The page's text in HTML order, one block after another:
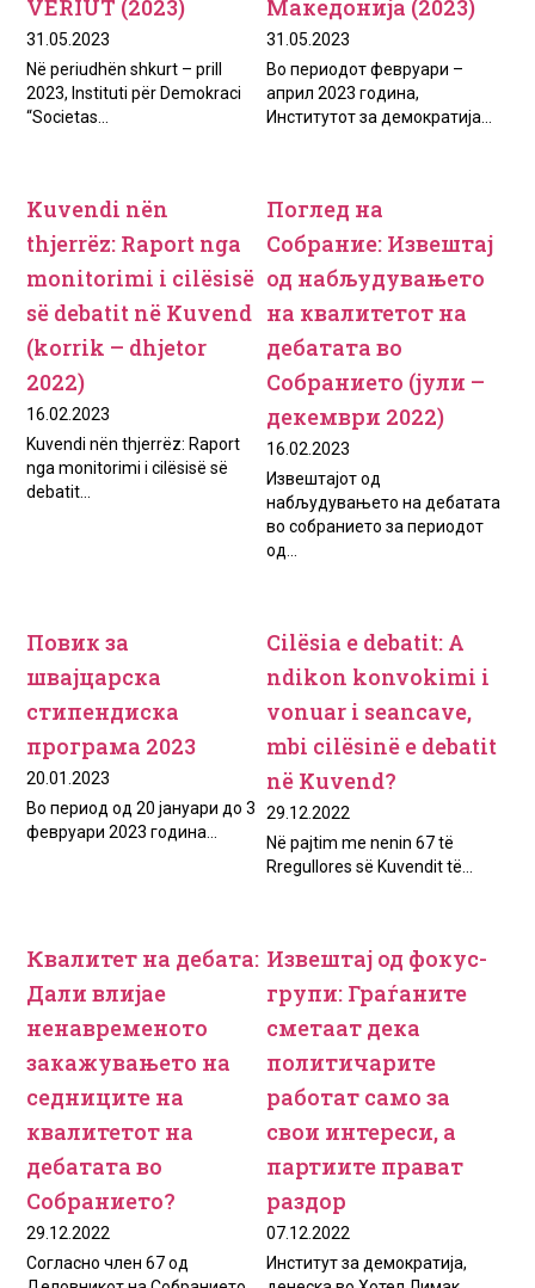
VERIUT (2023)
31.05.2023
Në periudhën shkurt – prill
2023, Instituti për Demokraci
“Societas...
Македонија (2023)
31.05.2023
Во периодот февруари –
април 2023 година,
Институтот за демократија...
Kuvendi nën
thjerrëz: Raport nga
monitorimi i cilësisë
së debatit në Kuvend
(korrik – dhjetor
2022)
16.02.2023
Kuvendi nën thjerrëz: Raport
nga monitorimi i cilësisë së
debatit...
Поглед на
Собрание: Извештај
од набљудувањето
на квалитетот на
дебатата во
Собранието (јули –
декември 2022)
16.02.2023
Извештајот од
набљудувањето на дебатата
во собранието за периодот
од...
Повик за
швајцарска
стипендиска
програма 2023
20.01.2023
Во период од 20 јануари до 3
февруари 2023 година...
Cilёsia e debatit: A
ndikon konvokimi i
vonuar i seancave,
mbi cilёsinё e debatit
nё Kuvend?
29.12.2022
Në pajtim me nenin 67 të
Rregullores së Kuvendit të...
Квалитет на дебата:
Дали влијае
ненавременото
закажувањето на
седниците на
квалитетот на
дебатата во
Собранието?
29.12.2022
Согласно член 67 од
Извештај од фокус-
групи: Граѓаните
сметаат дека
политичарите
работат само за
свои интереси, а
партиите прават
раздор
07.12.2022
Институт за демократија,